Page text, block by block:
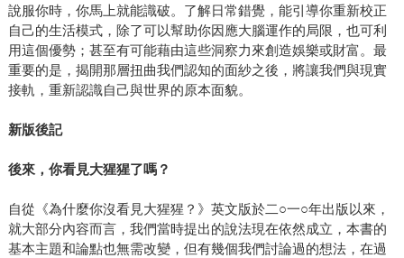
說服你時，你馬上就能識破。了解日常錯覺，能引導你重新校正
自己的生活模式，除了可以幫助你因應大腦運作的局限，也可利
用這個優勢；甚至有可能藉由這些洞察力來創造娛樂或財富。最
重要的是，揭開那層扭曲我們認知的面紗之後，將讓我們與現實
接軌，重新認識自己與世界的原本面貌。
新版後記
後來，你看見大猩猩了嗎？
自從《為什麼你沒看見大猩猩？》英文版於二○一○年出版以來，
就大部分內容而言，我們當時提出的說法現在依然成立，本書的
基本主題和論點也無需改變，但有幾個我們討論過的想法，在過